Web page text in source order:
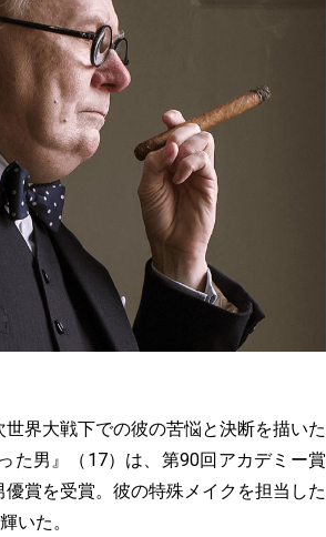
界大戦下での彼の苦悩と決断を描いた
た男』（17）は、第90回アカデミー賞
賞を受賞。彼の特殊メイクを担当した
いた。